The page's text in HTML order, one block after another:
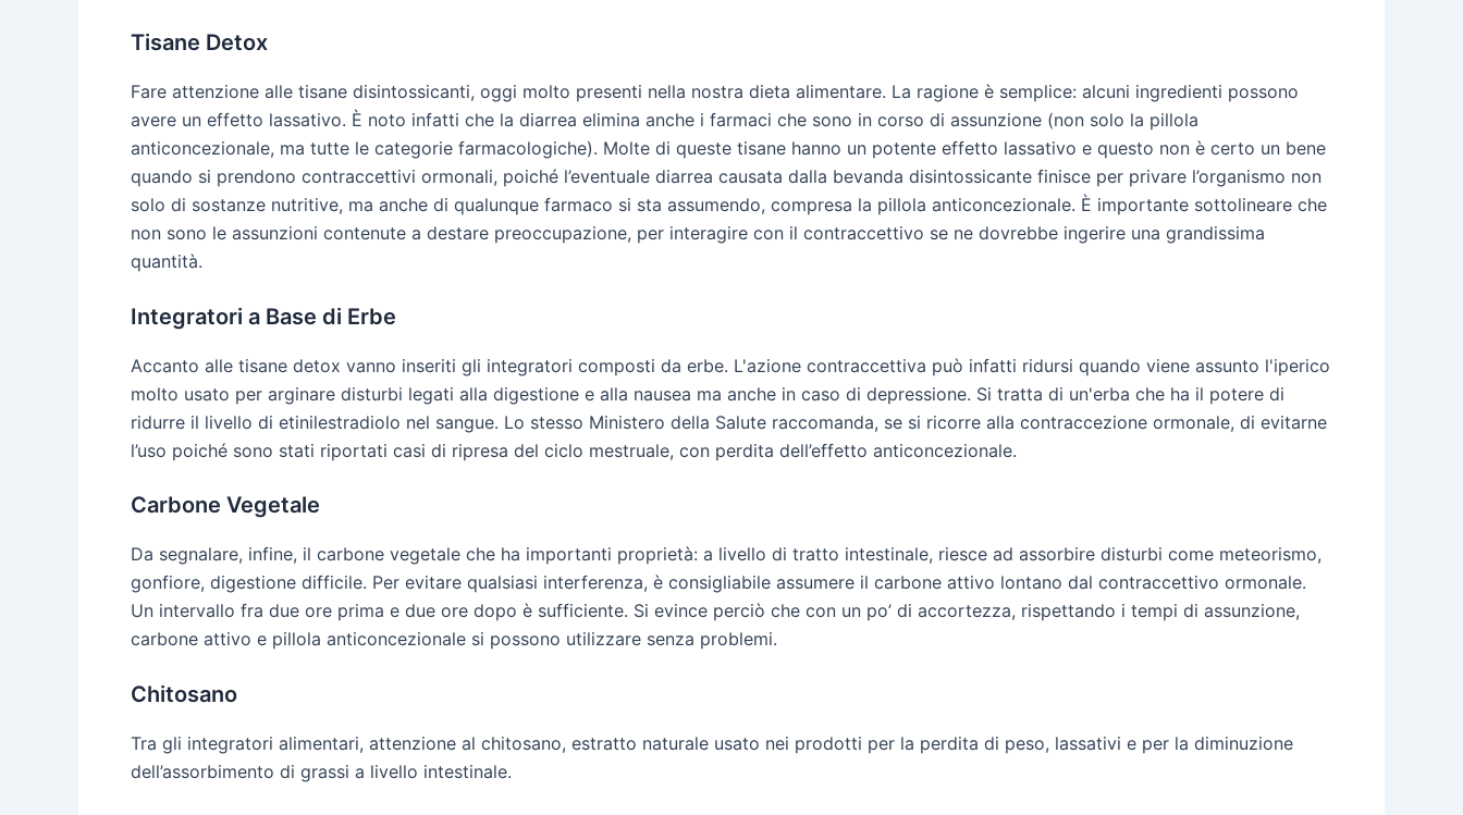
Tisane Detox
Fare attenzione alle tisane disintossicanti, oggi molto presenti nella nostra dieta alimentare. La ragione è semplice: alcuni ingredienti possono
avere un effetto lassativo. È noto infatti che la diarrea elimina anche i farmaci che sono in corso di assunzione (non solo la pillola
anticoncezionale, ma tutte le categorie farmacologiche). Molte di queste tisane hanno un potente effetto lassativo e questo non è certo un bene
quando si prendono contraccettivi ormonali, poiché l’eventuale diarrea causata dalla bevanda disintossicante finisce per privare l’organismo non
solo di sostanze nutritive, ma anche di qualunque farmaco si sta assumendo, compresa la pillola anticoncezionale. È importante sottolineare che
non sono le assunzioni contenute a destare preoccupazione, per interagire con il contraccettivo se ne dovrebbe ingerire una grandissima
quantità.
Integratori a Base di Erbe
Accanto alle tisane detox vanno inseriti gli integratori composti da erbe. L'azione contraccettiva può infatti ridursi quando viene assunto l'iperico
molto usato per arginare disturbi legati alla digestione e alla nausea ma anche in caso di depressione. Si tratta di un'erba che ha il potere di
ridurre il livello di etinilestradiolo nel sangue. Lo stesso Ministero della Salute raccomanda, se si ricorre alla contraccezione ormonale, di evitarne
l’uso poiché sono stati riportati casi di ripresa del ciclo mestruale, con perdita dell’effetto anticoncezionale.
Carbone Vegetale
Da segnalare, infine, il carbone vegetale che ha importanti proprietà: a livello di tratto intestinale, riesce ad assorbire disturbi come meteorismo,
gonfiore, digestione difficile. Per evitare qualsiasi interferenza, è consigliabile assumere il carbone attivo lontano dal contraccettivo ormonale.
Un intervallo fra due ore prima e due ore dopo è sufficiente. Si evince perciò che con un po’ di accortezza, rispettando i tempi di assunzione,
carbone attivo e pillola anticoncezionale si possono utilizzare senza problemi.
Chitosano
Tra gli integratori alimentari, attenzione al chitosano, estratto naturale usato nei prodotti per la perdita di peso, lassativi e per la diminuzione
dell’assorbimento di grassi a livello intestinale.